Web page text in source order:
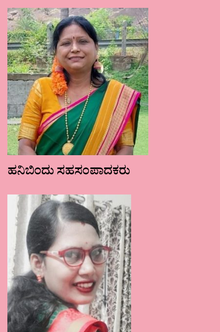
ಹನಿಬಿಂದು ಸಹಸಂಪಾದಕರು